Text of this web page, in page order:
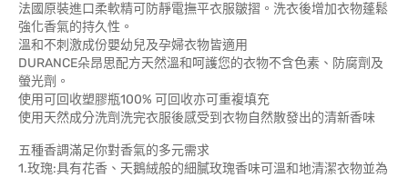
法國原裝進口柔軟精可防靜電撫平衣服皺摺。洗衣後增加衣物蓬鬆
強化香氣的持久性。
溫和不刺激成份嬰幼兒及孕婦衣物皆適用
DURANCE朵昂思配方天然溫和呵護您的衣物不含色素、防腐劑及
螢光劑。
使用可回收塑膠瓶100% 可回收亦可重複填充
使用天然成分洗劑洗完衣服後感受到衣物自然散發出的清新香味
五種香調滿足你對香氣的多元需求
1.玫瑰:具有花香、天鵝絨般的細膩玫瑰香味可溫和地清潔衣物並為